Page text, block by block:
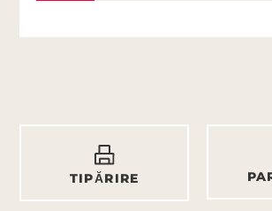
TIPĂRIRE